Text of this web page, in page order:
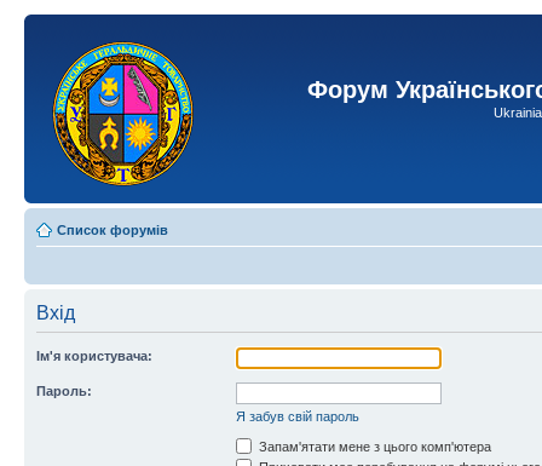
Форум
Список форумів
Вхід
Ім'я користувача:
Пароль:
Я забув свій пароль
Запам'ятати мене з цього комп'ютера